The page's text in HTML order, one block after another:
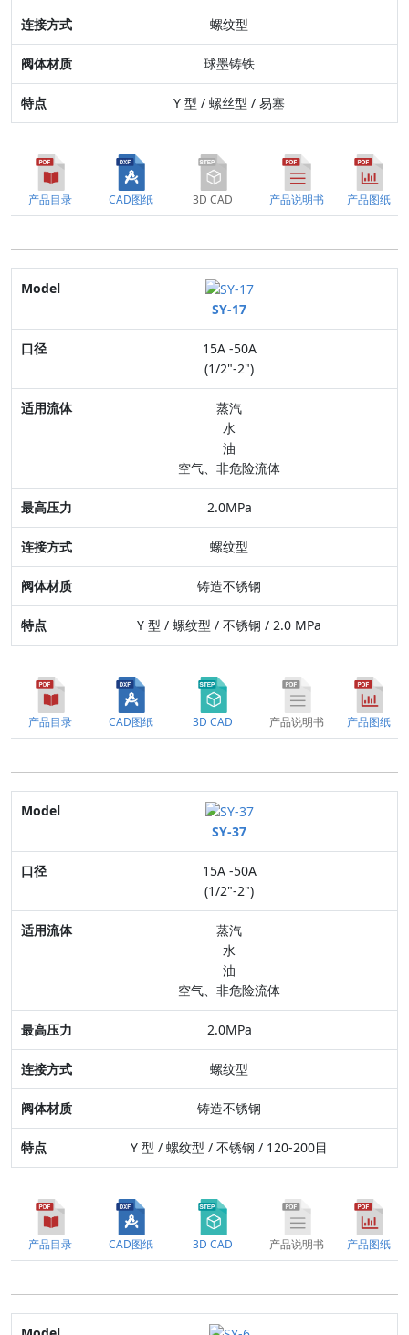
特点
螺纹型
球墨铸铁
Y 型 / 螺丝型 / 易塞
产品目录 CAD图纸 3D CAD 产品说明书 产品图纸
Model
口径
适用流体
最高压力
特点
SY-17
15A -50A
(1/2"-2")
蒸汽
水
油
空气、非危险流体
2.0MPa
螺纹型
铸造不锈钢
Y 型 / 螺纹型 / 不锈钢 / 2.0 MPa
产品目录 CAD图纸 3D CAD 产品说明书 产品图纸
Model
口径
适用流体
最高压力
特点
SY-37
15A -50A
(1/2"-2")
蒸汽
水
油
空气、非危险流体
2.0MPa
螺纹型
铸造不锈钢
Y 型 / 螺纹型 / 不锈钢 / 120-200目
产品目录 CAD图纸 3D CAD 产品说明书 产品图纸